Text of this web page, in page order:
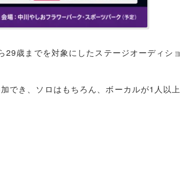
歳までを対象にしたステージオーディショ
でき、ソロはもちろん、ボーカルが1人以上